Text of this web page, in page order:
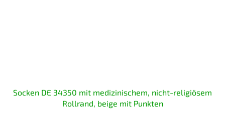
Socken DE 34350 mit medizinischem, nicht-religiösem
Rollrand, beige mit Punkten